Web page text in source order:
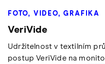
FOTO, VIDEO, GRAFIKA
VeriVide
Udržitelnost v textilním
postup VeriVide na